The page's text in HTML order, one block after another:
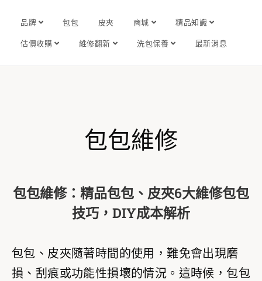
品牌 包包 皮夾 商城 精品知識
估價收購 維修翻新 洗包保養 最新消息
包包維修
包包維修：精品包包、皮夾6大維修包包
技巧，DIY成本解析
包包、皮夾隨著時間的使用，難免會出現磨
損、刮痕或功能性損壞的情況。這時候，包包